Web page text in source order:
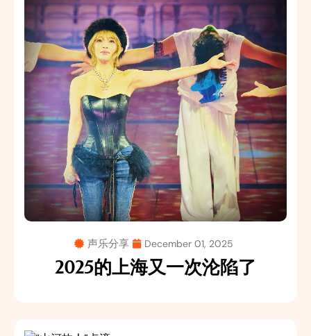
声乐分享 December 01, 2025
2025的上海又一次沦陷了